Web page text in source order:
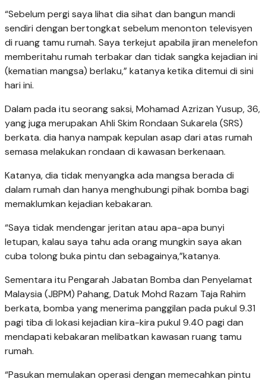
“Sebelum pergi saya lihat dia sihat dan bangun mandi
sendiri dengan bertongkat sebelum menonton televisyen
di ruang tamu rumah. Saya terkejut apabila jiran menelefon
memberitahu rumah terbakar dan tidak sangka kejadian ini
(kematian mangsa) berlaku,” katanya ketika ditemui di sini
hari ini.
Dalam pada itu seorang saksi, Mohamad Azrizan Yusup, 36,
yang juga merupakan Ahli Skim Rondaan Sukarela (SRS)
berkata. dia hanya nampak kepulan asap dari atas rumah
semasa melakukan rondaan di kawasan berkenaan.
Katanya, dia tidak menyangka ada mangsa berada di
dalam rumah dan hanya menghubungi pihak bomba bagi
memaklumkan kejadian kebakaran.
“Saya tidak mendengar jeritan atau apa-apa bunyi
letupan, kalau saya tahu ada orang mungkin saya akan
cuba tolong buka pintu dan sebagainya,”katanya.
Sementara itu Pengarah Jabatan Bomba dan Penyelamat
Malaysia (JBPM) Pahang, Datuk Mohd Razam Taja Rahim
berkata, bomba yang menerima panggilan pada pukul 9.31
pagi tiba di lokasi kejadian kira-kira pukul 9.40 pagi dan
mendapati kebakaran melibatkan kawasan ruang tamu
rumah.
“Pasukan memulakan operasi dengan memecahkan pintu